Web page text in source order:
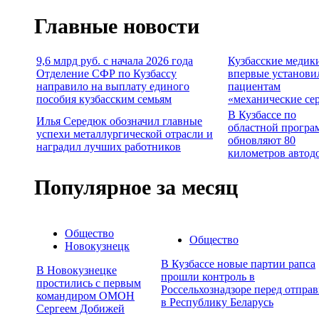
Главные новости
9,6 млрд руб. с начала 2026 года
Отделение СФР по Кузбассу
направило на выплату единого
пособия кузбасским семьям
Кузбасские
впервые
пациентам
«механические
Илья Середюк обозначил главные
успехи металлургической отрасли и
наградил лучших работников
В Кузбассе по
областной
обновляют 80
километров
Популярное за месяц
Общество
Новокузнецк
В Новокузнецке
простились с первым
командиром ОМОН
Сергеем Добижей
Общество
В Кузбассе новые партии рапса
прошли контроль в
Россельхознадзоре перед
в Республику Беларусь